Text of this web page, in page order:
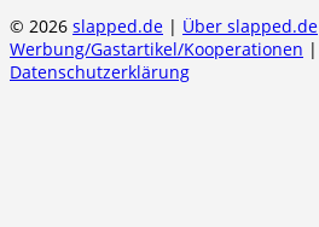
© 2026 slapped.de | Über slapped.de
Werbung/Gastartikel/Kooperationen |
Datenschutzerklärung